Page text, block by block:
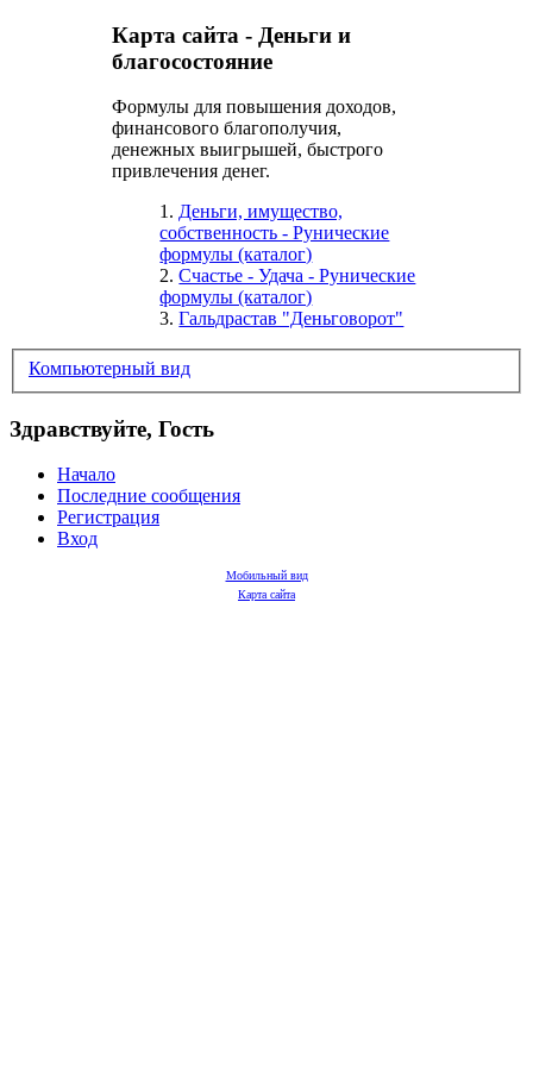
Карта сайта - Деньги и
благосостояние
Формулы для повышения доходов,
финансового благополучия,
денежных выигрышей, быстрого
привлечения денег.
1.Деньги, имущество,
собственность - Рунические
формулы (каталог)
2.Счастье - Удача - Рунические
формулы (каталог)
3.Гальдрастав "Деньговорот"
Компьютерный вид
Здравствуйте, Гость
Начало
Последние сообщения
Регистрация
Вход
Мобильный вид
Карта сайта